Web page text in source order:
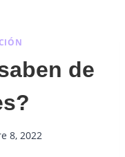
de
8, 2022